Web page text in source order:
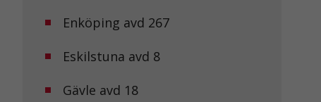
Enköping avd 267
Eskilstuna avd 8
Gävle avd 18